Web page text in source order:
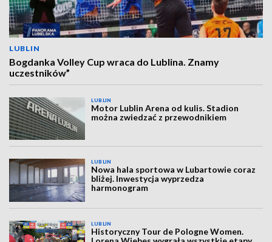
LUBLIN
Bogdanka Volley Cup wraca do Lublina. Znamy
uczestników”
LUBLIN
Motor Lublin Arena od kulis. Stadion
można zwiedzać z przewodnikiem
LUBLIN
Nowa hala sportowa w Lubartowie coraz
bliżej. Inwestycja wyprzedza
harmonogram
LUBLIN
Historyczny Tour de Pologne Women.